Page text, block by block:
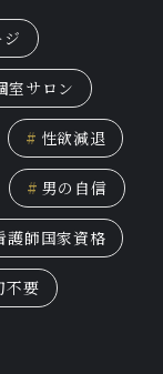
室サロン
# 性欲減退
# 男の自信
護師国家資格
不要